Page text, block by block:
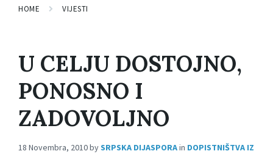
HOME VIJESTI
U CELJU DOSTOJNO,
PONOSNO I
ZADOVOLJNO
18 Novembra, 2010bySRPSKA DIJASPORAin DOPISTNIŠTVA IZ